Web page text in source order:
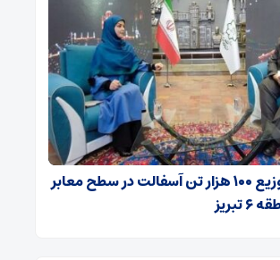
پیش بینی توزیع ۱۰۰ هزار تن آسفالت در سطح معابر